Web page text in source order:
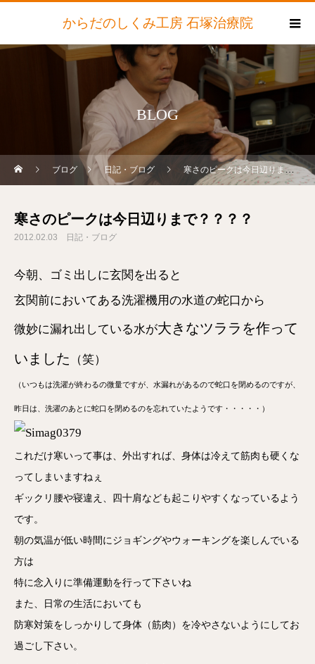
からだのしくみ工房 石塚治療院
BLOG
ブログ 日記・ブログ 寒さのピークは今日辺りまで？？？？
寒さのピークは今日辺りまで？？？？
2012.02.03 日記・ブログ
今朝、ゴミ出しに玄関を出ると
玄関前においてある洗濯機用の水道の蛇口から
微妙に漏れ出している水が大きなツララを作って
いました （笑）
（いつもは洗濯が終わるの微量ですが、水漏れがあるので蛇口を閉めるのですが、
昨日は、洗濯のあとに蛇口を閉めるのを忘れていたようです・・・・・）
これだけ寒いって事は、外出すれば、身体は冷えて筋肉も硬くな
ってしまいますねぇ
ギックリ腰や寝違え、四十肩なども起こりやすくなっているよう
です。
朝の気温が低い時間にジョギングやウォーキングを楽しんでいる
方は
特に念入りに準備運動を行って下さいね
また、日常の生活においても
防寒対策をしっかりして身体（筋肉）を冷やさないようにしてお
過ごし下さい。